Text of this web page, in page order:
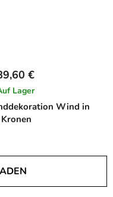
Wind in
€
Lager